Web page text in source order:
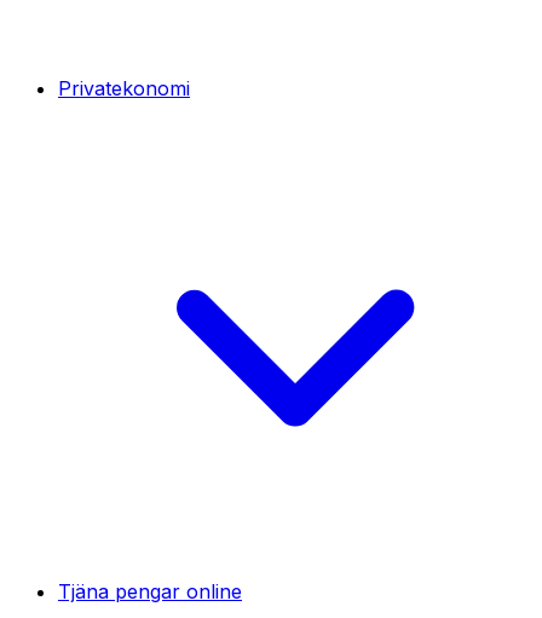
Privatekonomi
Tjäna pengar online